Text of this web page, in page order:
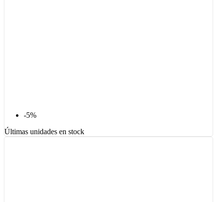
-5%
Últimas unidades en stock